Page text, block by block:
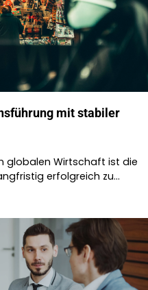
mit stabiler
globalen Wirtschaft ist die
erfolgreich zu…